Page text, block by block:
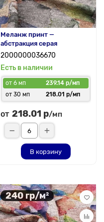
Меланж принт —
абстракция серая
2000000036670
Есть в наличии
от 6 мп
239.14 р/мп
от 30 мп
218.01 р/мп
от 218.01 р/мп
В корзину
240 гр/м²